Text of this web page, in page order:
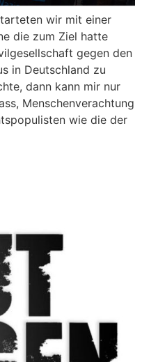
wir mit einer
die zum Ziel hatte
gegen den
in Deutschland zu
dann kann mir nur
Menschenverachtung
wie die der